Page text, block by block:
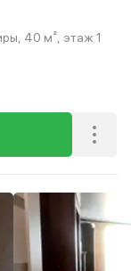
40 м², этаж 1